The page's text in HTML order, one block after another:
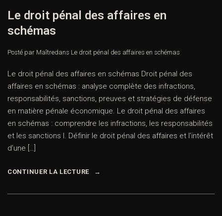
Le droit pénal des affaires en
schémas
Posté par Maîtredans Le droit pénal des affaires en schémas
Le droit pénal des affaires en schémas Droit pénal des
affaires en schémas : analyse complète des infractions,
responsabilités, sanctions, preuves et stratégies de défense
en matière pénale économique. Le droit pénal des affaires
en schémas : comprendre les infractions, les responsabilités
et les sanctions I. Définir le droit pénal des affaires et l’intérêt
d’une […]
CONTINUER LA LECTURE